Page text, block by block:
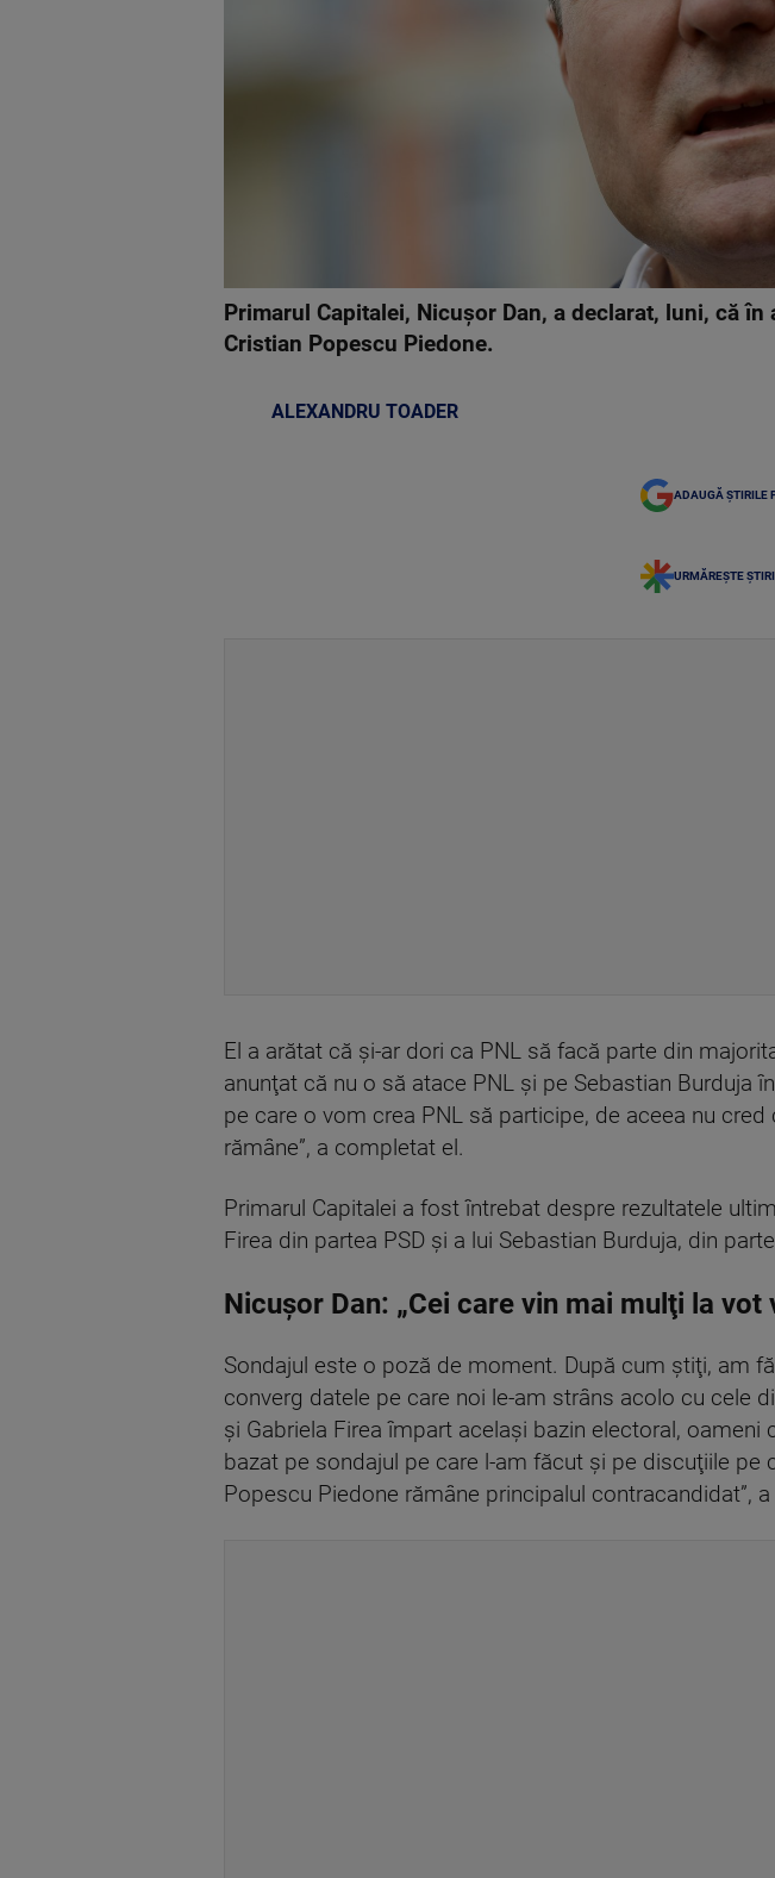
Primarul Capitalei, Nicuşor Dan, a declarat, luni, că
Cristian Popescu Piedone.
ALEXANDRU TOADER
ADAUGĂ ȘTIRILE
URMĂREȘTE
El a arătat că şi-ar dori ca PNL să facă parte din
anunţat că nu o să atace PNL şi pe Sebastian Burduja
pe care o vom crea PNL să participe, de aceea nu
rămâne”, a completat el.
Primarul Capitalei a fost întrebat despre rezultatele
Firea din partea PSD şi a lui Sebastian Burduja, din
Nicușor Dan: „Cei care vin mai mulţi la vot
Sondajul este o poză de moment. După cum ştiţi, am
converg datele pe care noi le-am strâns acolo cu cele
şi Gabriela Firea împart acelaşi bazin electoral,
bazat pe sondajul pe care l-am făcut şi pe discuţiile pe
Popescu Piedone rămâne principalul contracandidat”,